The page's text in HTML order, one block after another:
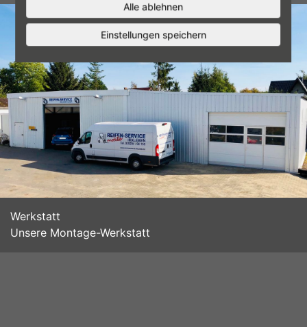
Alle ablehnen
Einstellungen speichern
image1.jpeg
Werkstatt
Unsere Montage-Werkstatt